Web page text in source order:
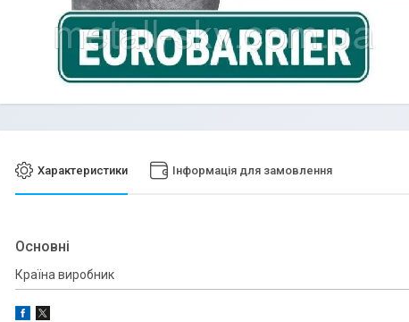
Характеристики Інформація для замовлення
Основні
Країна виробник